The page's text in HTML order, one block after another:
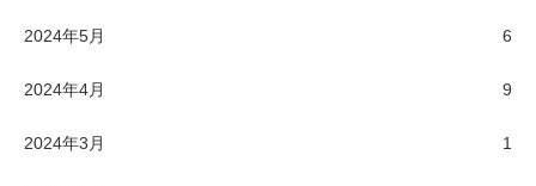
2024年5月 6
2024年4月 9
2024年3月 1